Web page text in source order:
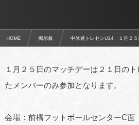
HOME 掲示板 中体連トレセンU14 １月２５
１月２５日のマッチデーは２１日の
たメンバーのみ参加となります。
会場：前橋フットボールセンターC面